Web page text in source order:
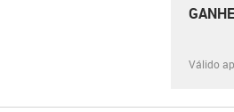
Válido